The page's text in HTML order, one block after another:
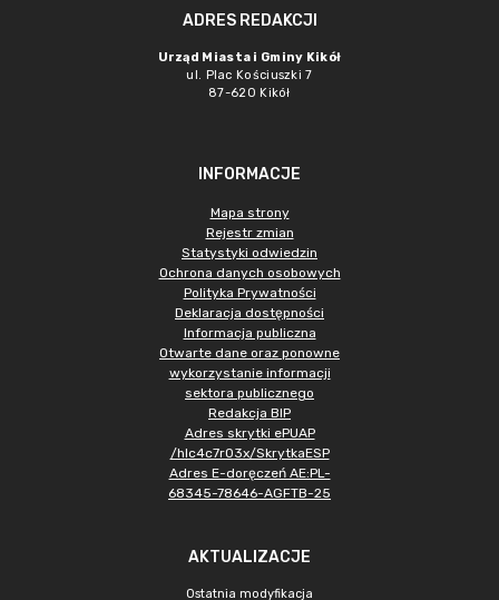
ADRES REDAKCJI
Urząd Miasta i Gminy Kikół
ul. Plac Kościuszki 7
87-620 Kikół
INFORMACJE
Mapa strony
Rejestr zmian
Statystyki odwiedzin
Ochrona danych osobowych
Polityka Prywatności
Deklaracja dostępności
Informacja publiczna
Otwarte dane oraz ponowne
wykorzystanie informacji
sektora publicznego
Redakcja BIP
Adres skrytki ePUAP
/hlc4c7r03x/SkrytkaESP
Adres E-doręczeń AE:PL-
68345-78646-AGFTB-25
AKTUALIZACJE
Ostatnia modyfikacja